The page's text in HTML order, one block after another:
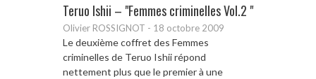
Teruo Ishii – "Femmes criminelles Vol.2 "
Olivier ROSSIGNOT - 18 octobre 2009
Le deuxième coffret des Femmes
criminelles de Teruo Ishii répond
nettement plus que le premier à une